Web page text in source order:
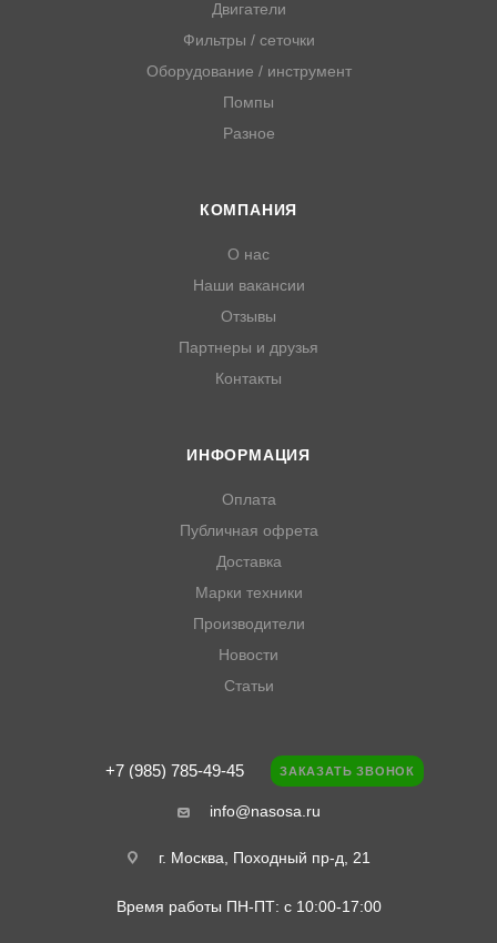
Двигатели
Фильтры / сеточки
Оборудование / инструмент
Помпы
Разное
КОМПАНИЯ
О нас
Наши вакансии
Отзывы
Партнеры и друзья
Контакты
ИНФОРМАЦИЯ
Оплата
Публичная офрета
Доставка
Марки техники
Производители
Новости
Статьи
+7 (985) 785-49-45 ЗАКАЗАТЬ ЗВОНОК
info@nasosa.ru
г. Москва, Походный пр-д, 21
Время работы ПН-ПТ: с 10:00-17:00